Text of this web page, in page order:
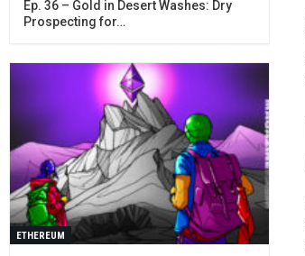
Ep. 36 – Gold in Desert Washes: Dry
Prospecting for…
ETHEREUM